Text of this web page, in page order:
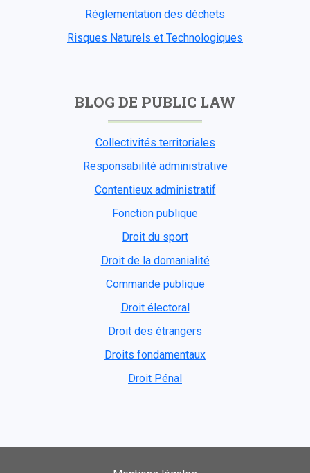
Réglementation des déchets
Risques Naturels et Technologiques
BLOG DE PUBLIC LAW
Collectivités territoriales
Responsabilité administrative
Contentieux administratif
Fonction publique
Droit du sport
Droit de la domanialité
Commande publique
Droit électoral
Droit des étrangers
Droits fondamentaux
Droit Pénal